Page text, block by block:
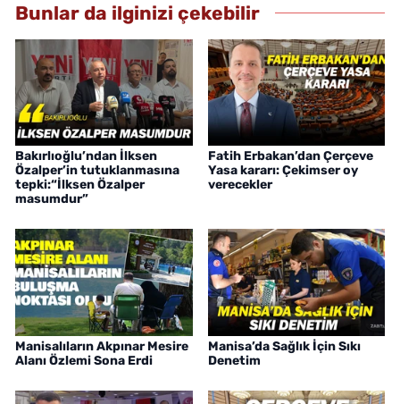
Bunlar da ilginizi çekebilir
Bakırlıoğlu’ndan İlksen
Özalper’in tutuklanmasına
tepki:“İlksen Özalper
masumdur”
Fatih Erbakan’dan Çerçeve
Yasa kararı: Çekimser oy
verecekler
Manisalıların Akpınar Mesire
Alanı Özlemi Sona Erdi
Manisa’da Sağlık İçin Sıkı
Denetim